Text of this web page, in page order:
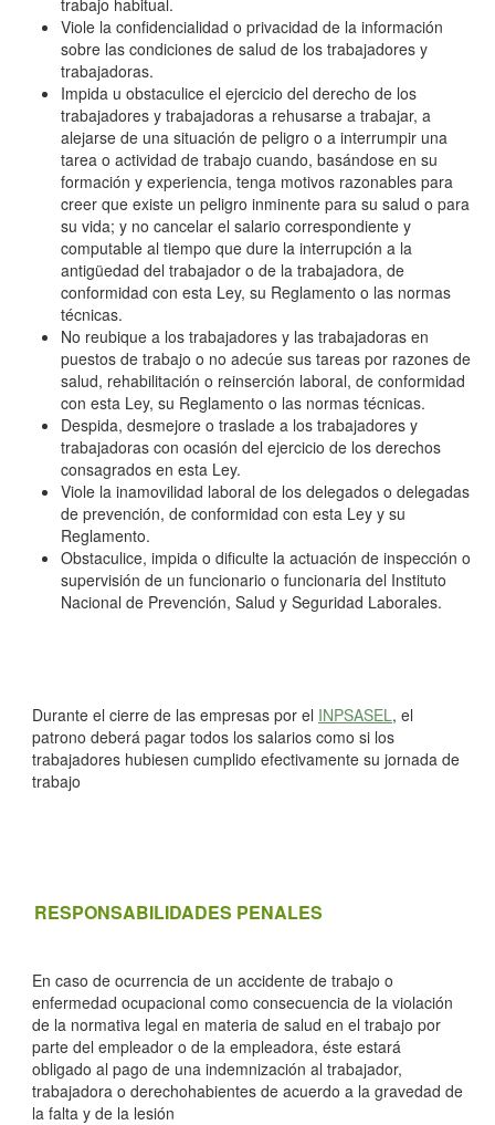
Viole la confidencialidad o privacidad de la información
sobre las condiciones de salud de los trabajadores y
trabajadoras.
Impida u obstaculice el ejercicio del derecho de los
trabajadores y trabajadoras a rehusarse a trabajar, a
alejarse de una situación de peligro o a interrumpir una
tarea o actividad de trabajo cuando, basándose en su
formación y experiencia, tenga motivos razonables para
creer que existe un peligro inminente para su salud o para
su vida; y no cancelar el salario correspondiente y
computable al tiempo que dure la interrupción a la
antigüedad del trabajador o de la trabajadora, de
conformidad con esta Ley, su Reglamento o las normas
técnicas.
No reubique a los trabajadores y las trabajadoras en
puestos de trabajo o no adecúe sus tareas por razones de
salud, rehabilitación o reinserción laboral, de conformidad
con esta Ley, su Reglamento o las normas técnicas.
Despida, desmejore o traslade a los trabajadores y
trabajadoras con ocasión del ejercicio de los derechos
consagrados en esta Ley.
Viole la inamovilidad laboral de los delegados o delegadas
de prevención, de conformidad con esta Ley y su
Reglamento.
Obstaculice, impida o dificulte la actuación de inspección o
supervisión de un funcionario o funcionaria del Instituto
Nacional de Prevención, Salud y Seguridad Laborales.
Durante el cierre de las empresas por el INPSASEL , el
patrono deberá pagar todos los salarios como si los
trabajadores hubiesen cumplido efectivamente su jornada de
trabajo
RESPONSABILIDADES PENALES
En caso de ocurrencia de un accidente de trabajo o
enfermedad ocupacional como consecuencia de la violación
de la normativa legal en materia de salud en el trabajo por
parte del empleador o de la empleadora, éste estará
obligado al pago de una indemnización al trabajador,
trabajadora o derechohabientes de acuerdo a la gravedad de
la falta y de la lesión